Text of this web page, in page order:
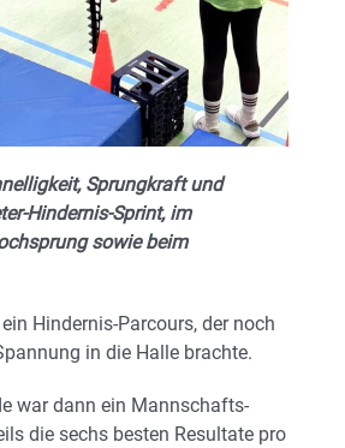
Sprungkraft und
Hindernis-Sprint, im
sowie beim
Hindernis-Parcours, der noch
in die Halle brachte.
war dann ein Mannschafts-
die sechs besten Resultate pro